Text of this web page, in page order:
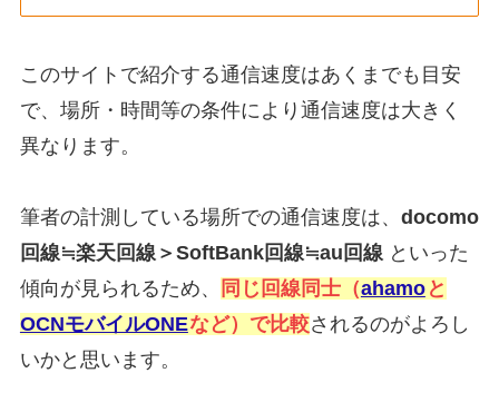
このサイトで紹介する通信速度はあくまでも目安
で、場所・時間等の条件により通信速度は大きく
異なります。
筆者の計測している場所での通信速度は、 docomo
回線≒楽天回線＞ SoftBank回線≒au回線 といった
傾向が見られるため、
同じ回線同士（ahamo と
OCNモバイルONEなど）で比較されるのがよろし
いかと思います。